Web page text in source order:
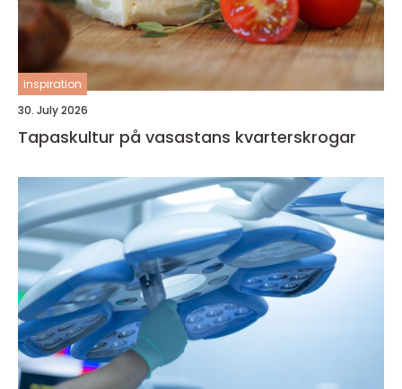
inspiration
30. July 2026
Tapaskultur på vasastans kvarterskrogar